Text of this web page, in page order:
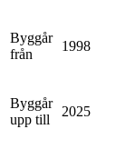
Byggår
från
1998
Byggår
upp till
2025